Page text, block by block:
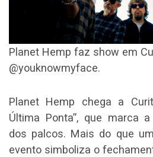
Planet Hemp faz show em
@youknowmyface.
Planet Hemp chega a
Última Ponta”, que marca
dos palcos. Mais do que
evento simboliza o